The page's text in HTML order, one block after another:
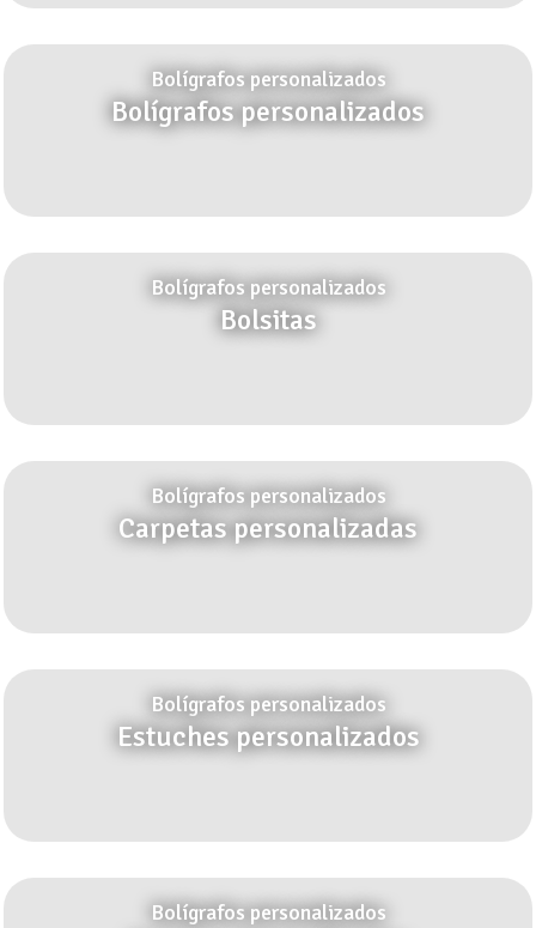
Bolígrafos personalizados
Bolígrafos personalizados
Bolígrafos personalizados
Bolsitas
Bolígrafos personalizados
Carpetas personalizadas
Bolígrafos personalizados
Estuches personalizados
Bolígrafos personalizados